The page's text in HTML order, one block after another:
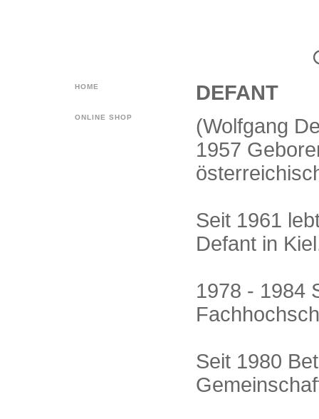
HOME
ONLINE SHOP
DEFANT
(Wolfgang
1957
Seit 1961
Defant in
1978 - 1984
Seit 1980